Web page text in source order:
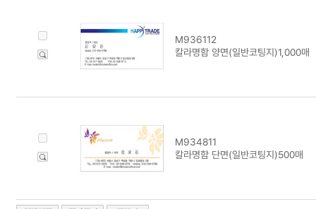
M936112
칼라명함 양면(일반코팅지)1,000매
M934811
칼라명함 단면(일반코팅지)500매